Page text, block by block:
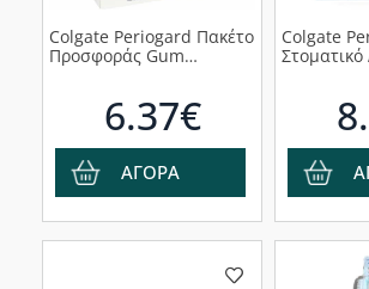
Colgate Periogard Πακέτο
Προσφοράς Gum
των Ούλων & Δροσερή
Αναπνοή 1+1 Δώρο,
800ml
6.37€
ΑΓΟΡΑ
Colgate